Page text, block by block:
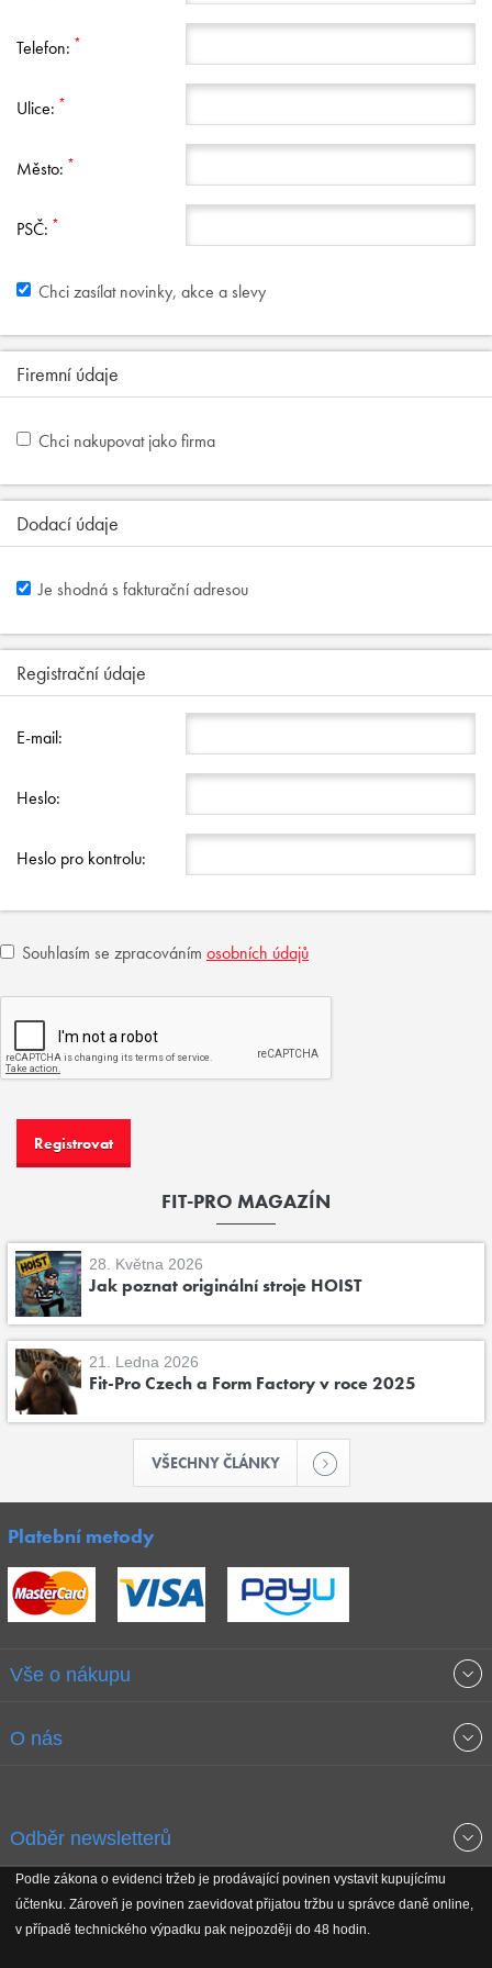
Telefon: *
Ulice: *
Město: *
PSČ: *
Chci zasílat novinky, akce a slevy
Firemní údaje
Chci nakupovat jako firma
Dodací údaje
Je shodná s fakturační adresou
Registrační údaje
E-mail:
Heslo:
Heslo pro kontrolu:
Souhlasím se zpracováním osobních údajů
FIT-PRO MAGAZÍN
28. Května 2026
Jak poznat originální stroje HOIST
21. Ledna 2026
Fit-Pro Czech a Form Factory v roce 2025
VŠECHNY ČLÁNKY
Platební metody
Vše o nákupu
Obchodní podmínky
Reklamační řád
O nás
Koho podporujeme
Odběr newsletterů
Podle zákona o evidenci tržeb je prodávající povinen vystavit kupujícímu
účtenku. Zároveň je povinen zaevidovat přijatou tržbu u správce daně online,
v případě technického výpadku pak nejpozději do 48 hodin.